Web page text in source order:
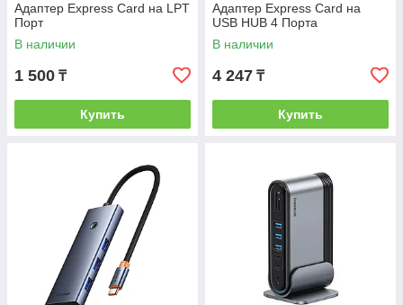
Адаптер Express Card на LPT
Порт
В наличии
1 500 ₸
Купить
Адаптер Express Card на
USB HUB 4 Порта
В наличии
4 247 ₸
Купить